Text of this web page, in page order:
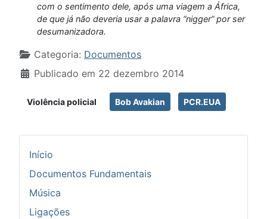
com o sentimento dele, após uma viagem a África,
de que já não deveria usar a palavra “nigger” por ser
desumanizadora.
Detalhes
Categoria: Documentos
Publicado em 22 dezembro 2014
Violência policial Bob Avakian PCR.EUA
Início
Documentos Fundamentais
Música
Ligações